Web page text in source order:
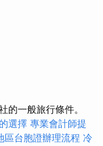
的一般旅行條件。
選擇 專業會計師提
區台胞證辦理流程 冷